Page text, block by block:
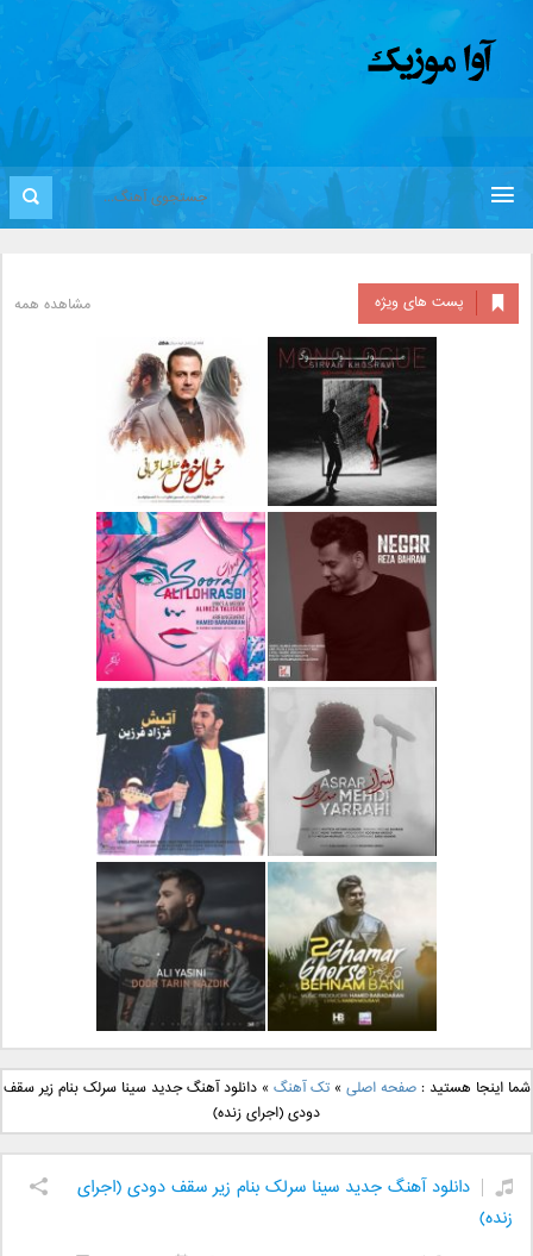
پست های ویژه مشاهده همه
دانلود آلبوم جدید سیروان
خسروی بنام مونولوگ
دانلود آهنگ جدید علیرضا
قربانی بنام خیال خوش
دانلود آهنگ جدید رضا
بهرام بنام نگار
دانلود آهنگ جدید علی
لهراسبی بنام صورت
دانلود آهنگ جدید مهدی
یراحی بنام اسرار
دانلود آهنگ جدید فرزاد
فرزین بنام آتیش
دانلود آهنگ جدید بهنام
بانی بنام قرص قمر 2
دانلود آهنگ جدید علی
یاسینی بنام دورترین نزدیک
شما اینجا هستید :صفحه اصلی »تک آهنگ »دانلود آهنگ جدید سینا سرلک بنام زیر سقف
دودی (اجرای زنده)
دانلود آهنگ جدید سینا سرلک بنام زیر سقف دودی (اجرای
زنده)